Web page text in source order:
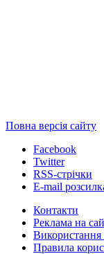
Повна версія сайту
Facebook
Twitter
RSS-стрічки
E-mail
Контакти
Реклама на
Використання
Правила